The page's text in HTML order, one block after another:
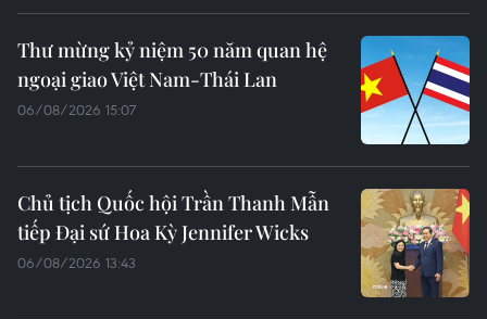
Thư mừng kỷ niệm 50 năm quan hệ
ngoại giao Việt Nam-Thái Lan
06/08/2026 15:07
Chủ tịch Quốc hội Trần Thanh Mẫn
tiếp Đại sứ Hoa Kỳ Jennifer Wicks
06/08/2026 13:43